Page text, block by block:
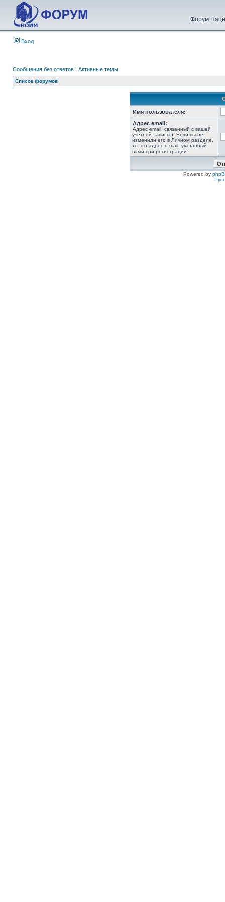
Форум
Вход
Сообщения без ответов | Активные темы
Список форумов
Имя пользователя:
Адрес email:
Адрес email, связанный с вашей
учётной записью. Если вы не
изменили его в Личном разделе,
то это адрес e-mail, указанный
вами при регистрации.
Powered by